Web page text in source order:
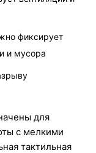
фиксирует
и мусора
для
с мелкими
тактильная